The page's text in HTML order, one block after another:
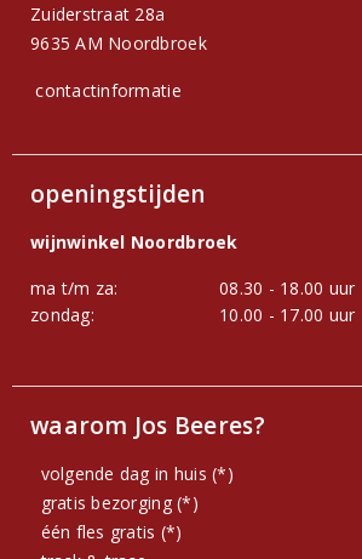
Zuiderstraat 28a
9635 AM Noordbroek
contactinformatie
openingstijden
wijnwinkel Noordbroek
ma t/m za:
08.30 - 18.00 uur
zondag:
10.00 - 17.00 uur
waarom Jos Beeres?
volgende dag in huis (*)
gratis bezorging (*)
één fles gratis (*)